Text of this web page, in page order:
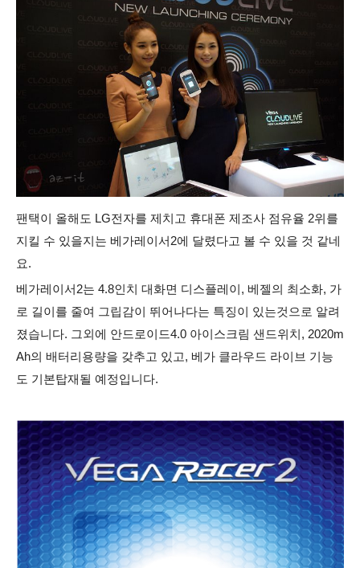
팬택이 올해도 LG전자를 제치고 휴대폰 제조사 점유율 2위를
지킬 수 있을지는 베가레이서2에 달렸다고 볼 수 있을 것 같네
요.
베가레이서2는 4.8인치 대화면 디스플레이, 베젤의 최소화, 가
로 길이를 줄여 그립감이 뛰어나다는 특징이 있는것으로 알려
졌습니다. 그외에 안드로이드4.0 아이스크림 샌드위치, 2020m
Ah의 배터리용량을 갖추고 있고, 베가 클라우드 라이브 기능
도 기본탑재될 예정입니다.